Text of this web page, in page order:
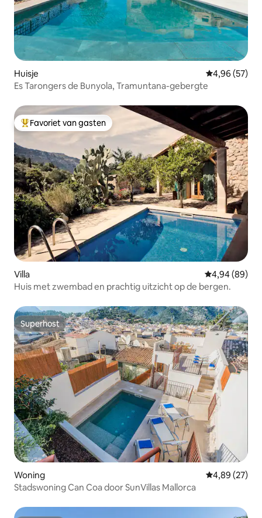
Huisje Gemiddelde
4,96 (57)
Es Tarongers de Bunyola, Tramuntana-gebergte
Topfavoriet van gasten
Favoriet van gasten
Villa Gemiddelde
4,94 (89)
Huis met zwembad en prachtig uitzicht op de bergen.
Superhost
Superhost
Woning Gemiddelde
4,89 (27)
Stadswoning Can Coa door SunVillas Mallorca